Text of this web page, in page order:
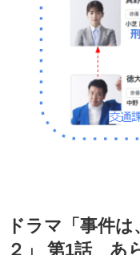
ドラマ「事件
２」 第1話 あ